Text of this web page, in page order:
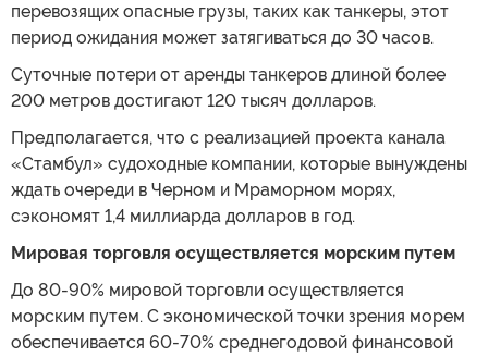
перевозящих опасные грузы, таких как танкеры, этот
период ожидания может затягиваться до 30 часов.
Суточные потери от аренды танкеров длиной более
200 метров достигают 120 тысяч долларов.
Предполагается, что с реализацией проекта канала
«Стамбул» судоходные компании, которые вынуждены
ждать очереди в Черном и Мраморном морях,
сэкономят 1,4 миллиарда долларов в год.
Мировая торговля осуществляется морским путем
До 80-90% мировой торговли осуществляется
морским путем. С экономической точки зрения морем
обеспечивается 60-70% среднегодовой финансовой